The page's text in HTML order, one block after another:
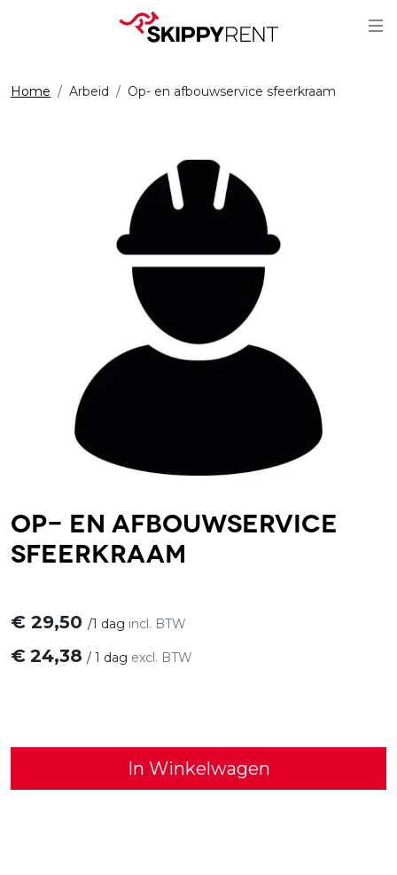
Home Arbeid Op- en afbouwservice sfeerkraam
Op- en afbouwservice
sfeerkraam
€ 29,50 /1 dag incl. BTW
€ 24,38 / 1 dag excl. BTW
In Winkelwagen